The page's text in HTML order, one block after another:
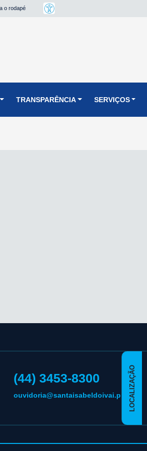
o rodapé
TRANSPARÊNCIA SERVIÇOS
(44) 3453-8300
ouvidoria@santaisabeldoivai.pr.gov.br
LOCALIZAÇÃO